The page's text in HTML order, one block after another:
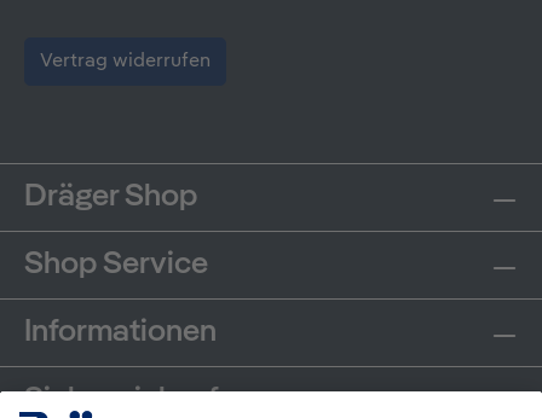
Vertrag widerrufen
Dräger Shop
Shop Service
Informationen
Sicher einkaufen